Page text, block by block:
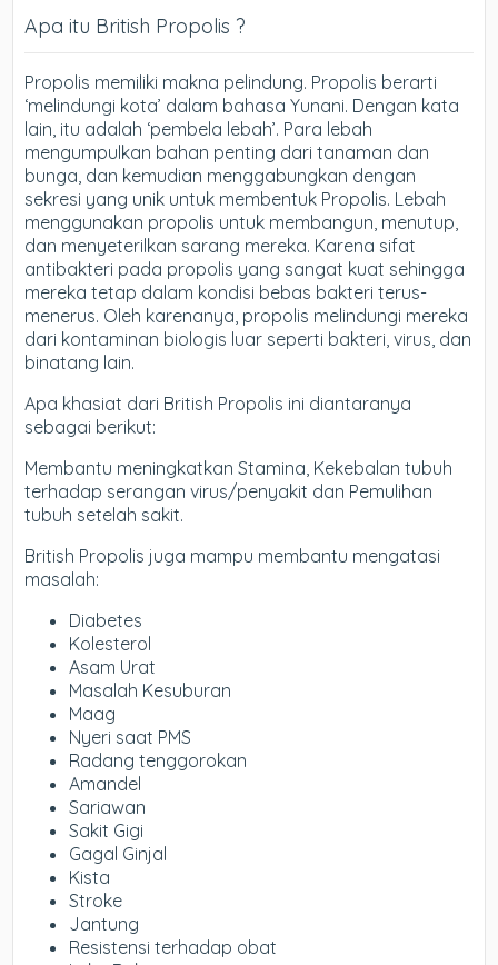
Apa itu British Propolis ?
Propolis memiliki makna pelindung. Propolis berarti
‘melindungi kota’ dalam bahasa Yunani. Dengan kata
lain, itu adalah ‘pembela lebah’. Para lebah
mengumpulkan bahan penting dari tanaman dan
bunga, dan kemudian menggabungkan dengan
sekresi yang unik untuk membentuk Propolis. Lebah
menggunakan propolis untuk membangun, menutup,
dan menyeterilkan sarang mereka. Karena sifat
antibakteri pada propolis yang sangat kuat sehingga
mereka tetap dalam kondisi bebas bakteri terus-
menerus. Oleh karenanya, propolis melindungi mereka
dari kontaminan biologis luar seperti bakteri, virus, dan
binatang lain.
Apa khasiat dari British Propolis ini diantaranya
sebagai berikut:
Membantu meningkatkan Stamina, Kekebalan tubuh
terhadap serangan virus/penyakit dan Pemulihan
tubuh setelah sakit.
British Propolis juga mampu membantu mengatasi
masalah:
Diabetes
Kolesterol
Asam Urat
Masalah Kesuburan
Maag
Nyeri saat PMS
Radang tenggorokan
Amandel
Sariawan
Sakit Gigi
Gagal Ginjal
Kista
Stroke
Jantung
Resistensi terhadap obat